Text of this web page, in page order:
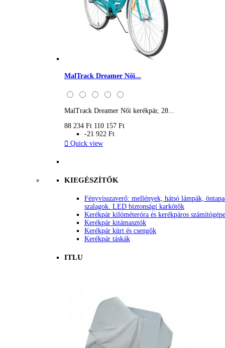
MalTrack Dreamer Női...
MalTrack Dreamer Női kerékpár, 28...
88 234 Ft 110 157 Ft
-21 922 Ft
 Quick view
KIEGÉSZÍTŐK
Fényvisszaverő: mellények, hátsó lámpák,
szalagok. LED biztonsági karkötők
Kerékpár kilóméteróra és kerékpáros
Kerékpár kitámasztók
Kerékpár kürt és csengők
Kerékpár táskák
ITLU